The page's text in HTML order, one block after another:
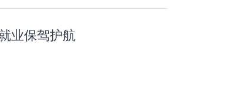
业保驾护航